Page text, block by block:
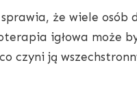
że wiele osób
igłowa może
czyni ją